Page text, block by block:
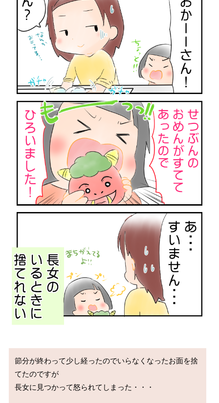
節分が終わって少し経ったのでいらなくなったお面を捨
てたのですが
長女に見つかって怒られてしまった・・・